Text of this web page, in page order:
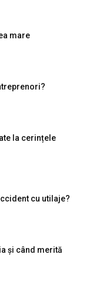
mare
la cerințele
cu utilaje?
și când merită